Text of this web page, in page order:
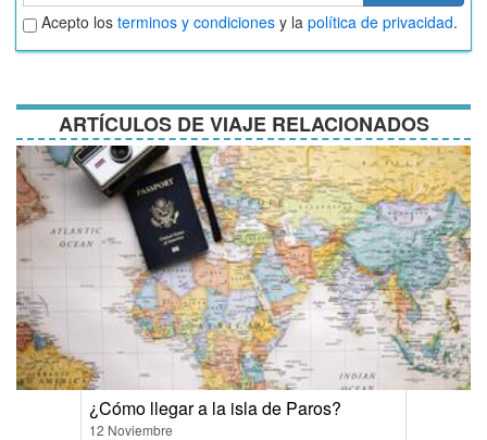
Aceptar
términos
y
Acepto los terminos y condiciones y la política de privacidad.
ARTÍCULOS DE VIAJE RELACIONADOS
¿Cómo llegar a la isla de Paros?
12 Noviembre